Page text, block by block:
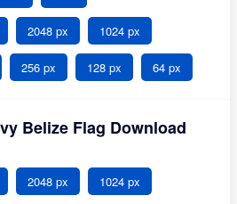
2048 px 1024 px
256 px 128 px 64 px
Belize Flag Download
2048 px 1024 px